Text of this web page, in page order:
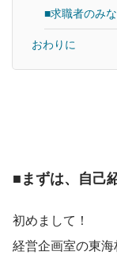
■求職者のみ
おわりに
■まずは、自己
初めまして！
経営企画室の東海